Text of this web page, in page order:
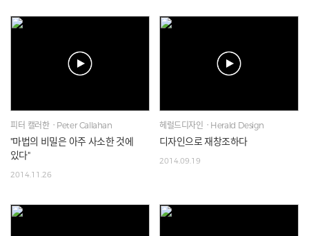
피터 캘러한ㆍPeter Callahan
"마법의 비밀은 아주 사소한 것에
있다"
2014.11.26
헤럴드디자인ㆍHerald Design
디자인으로 재창조하다
2014.09.19